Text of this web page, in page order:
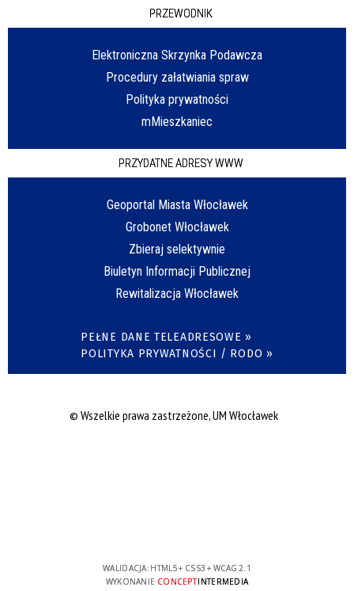
PRZEWODNIK
Elektroniczna Skrzynka Podawcza
Procedury załatwiania spraw
Polityka prywatności
mMieszkaniec
PRZYDATNE ADRESY WWW
Geoportal Miasta Włocławek
Grobonet Włocławek
Zbieraj selektywnie
Biuletyn Informacji Publicznej
Rewitalizacja Włocławek
PEŁNE DANE TELEADRESOWE »
POLITYKA PRYWATNOŚCI / RODO »
© Wszelkie prawa zastrzeżone, UM Włocławek
WALIDACJA: HTML5+ CSS3 + WCAG 2.1
WYKONANIE CONCEPTINTERMEDIA